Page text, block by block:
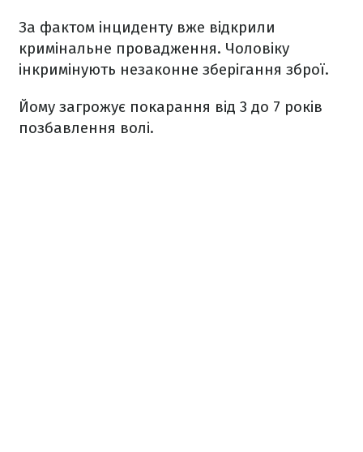
За фактом інциденту вже відкрили
кримінальне провадження. Чоловіку
інкримінують незаконне зберігання зброї.
Йому загрожує покарання від 3 до 7 років
позбавлення волі.